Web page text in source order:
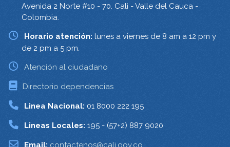
Avenida 2 Norte #10 - 70. Cali - Valle del Cauca -
Colombia.
Horario atención: lunes a viernes de 8 am a 12 pm y
de 2 pm a 5 pm.
Atención al ciudadano
Directorio dependencias
Linea Nacional: 01 8000 222 195
Lineas Locales: 195 - (57+2) 887 9020
Email: contactenos@cali.gov.co